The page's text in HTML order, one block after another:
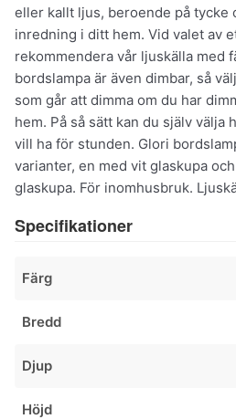
eller kallt ljus, beroende på tycke
inredning i ditt hem. Vid valet av
rekommendera vår ljuskälla med
bordslampa är även dimbar, så
som går att dimma om du har
hem. På så sätt kan du själv välja
vill ha för stunden. Glori
varianter, en med vit glaskupa
glaskupa. För inomhusbruk.
Specifikationer
Färg
Bredd
Djup
Höjd